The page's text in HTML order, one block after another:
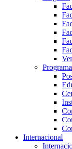
Programa
Internacional